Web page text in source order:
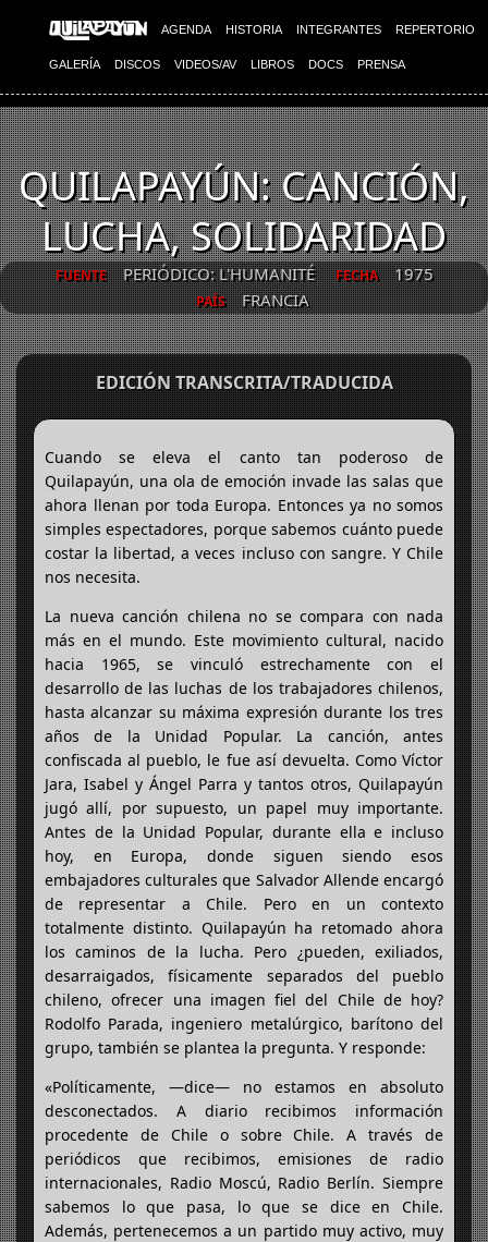
AGENDA HISTORIA INTEGRANTES REPERTORIO
GALERÍA DISCOS VIDEOS/AV LIBROS DOCS PRENSA
QUILAPAYÚN: CANCIÓN,
LUCHA, SOLIDARIDAD
FUENTE PERIÓDICO: L'HUMANITÉ FECHA 1975
PAÍS FRANCIA
EDICIÓN TRANSCRITA/TRADUCIDA
Cuando se eleva el canto tan poderoso de
Quilapayún, una ola de emoción invade las salas que
ahora llenan por toda Europa. Entonces ya no somos
simples espectadores, porque sabemos cuánto puede
costar la libertad, a veces incluso con sangre. Y Chile
nos necesita.
La nueva canción chilena no se compara con nada
más en el mundo. Este movimiento cultural, nacido
hacia 1965, se vinculó estrechamente con el
desarrollo de las luchas de los trabajadores chilenos,
hasta alcanzar su máxima expresión durante los tres
años de la Unidad Popular. La canción, antes
confiscada al pueblo, le fue así devuelta. Como Víctor
Jara, Isabel y Ángel Parra y tantos otros, Quilapayún
jugó allí, por supuesto, un papel muy importante.
Antes de la Unidad Popular, durante ella e incluso
hoy, en Europa, donde siguen siendo esos
embajadores culturales que Salvador Allende encargó
de representar a Chile. Pero en un contexto
totalmente distinto. Quilapayún ha retomado ahora
los caminos de la lucha. Pero ¿pueden, exiliados,
desarraigados, físicamente separados del pueblo
chileno, ofrecer una imagen fiel del Chile de hoy?
Rodolfo Parada, ingeniero metalúrgico, barítono del
grupo, también se plantea la pregunta. Y responde:
«Políticamente, —dice— no estamos en absoluto
desconectados. A diario recibimos información
procedente de Chile o sobre Chile. A través de
periódicos que recibimos, emisiones de radio
internacionales, Radio Moscú, Radio Berlín. Siempre
sabemos lo que pasa, lo que se dice en Chile.
Además, pertenecemos a un partido muy activo, muy